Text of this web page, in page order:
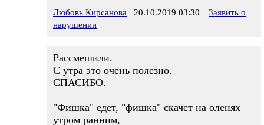
Любовь Кирсанова 20.10.2019 03:30
Заявить о
нарушении
Рассмешили.
С утра это очень полезно.
СПАСИБО.
"Фишка" едет, "фишка" скачет на оленях
утром ранним,